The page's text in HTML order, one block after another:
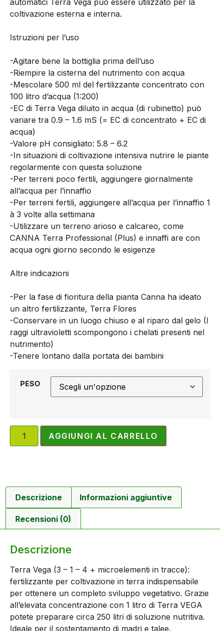
automatici Terra Vega può essere utilizzato per la
coltivazione esterna e interna.
Istruzioni per l’uso
-Agitare bene la bottiglia prima dell’uso
-Riempire la cisterna del nutrimento con acqua
-Mescolare 500 ml del fertilizzante concentrato con
100 litro d’acqua (1:200)
-EC di Terra Vega diluito in acqua (di rubinetto) può
variare tra 0.9 – 1.6 mS (= EC di concentrato + EC di
acqua)
-Valore pH consigliato: 5.8 – 6.2
-In situazioni di coltivazione intensiva nutrire le piante
regolarmente con questa soluzione
-Per terreni poco fertili, aggiungere giornalmente
all’acqua per l’innaffio
-Per terreni fertili, aggiungere all’acqua per l’innaffio 1
à 3 volte alla settimana
-Utilizzare un terreno arioso e calcareo, come
CANNA Terra Professional (Plus) e innaffi are con
acqua ogni giorno secondo le esigenze
Altre indicazioni
-Per la fase di fioritura della pianta Canna ha ideato
un altro fertilizzante, Terra Flores
-Conservare in un luogo chiuso e al riparo dal gelo (I
raggi ultravioletti scompongono i chelati presenti nel
nutrimento)
-Tenere lontano dalla portata dei bambini
PESO
AGGIUNGI AL CARRELLO
Descrizione Informazioni aggiuntive
Recensioni (0)
Descrizione
Terra Vega (3 – 1 – 4 + microelementi in tracce):
fertilizzante per coltivazione in terra indispensabile
per ottenere un completo sviluppo vegetativo. Grazie
all’elevata concentrazione con 1 litro di Terra VEGA
potete preparare circa 250 litri di soluzione nutritiva.
Ideale per il sostentamento di madri e talee.